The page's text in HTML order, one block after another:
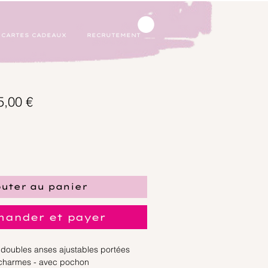
CARTES CADEAUX RECRUTEMENT
€Prix
au panier
et payer
anses ajustables portées
- avec pochon